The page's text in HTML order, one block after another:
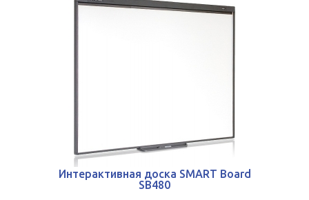
Интерактивная доска SMART Board
SB480